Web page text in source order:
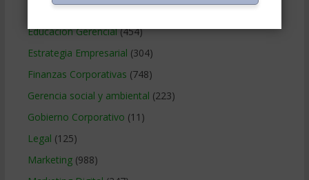
Educacion Gerencial(454)
Estrategia Empresarial (304)
Finanzas Corporativas (748)
Gerencia social y ambiental (223)
Gobierno Corporativo (11)
Legal (125)
Marketing(988)